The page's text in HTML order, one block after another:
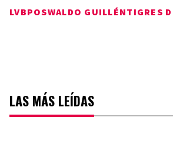
LVBPOSWALDO GUILLÉNTIGRES
LAS MÁS LEÍDAS